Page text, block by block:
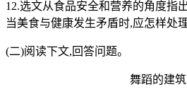
12.选文从食品安全和营养的角度指
当美食与健康发生矛盾时,应怎样处
(二)阅读下文,回答问题。
舞蹈的建筑